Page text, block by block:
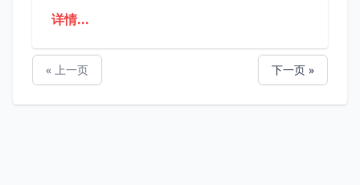
详情...
« 上一页 下一页 »